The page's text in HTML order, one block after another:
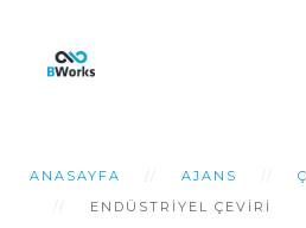
ANASAYFA AJANS
ENDÜSTRİYEL ÇEVİRİ